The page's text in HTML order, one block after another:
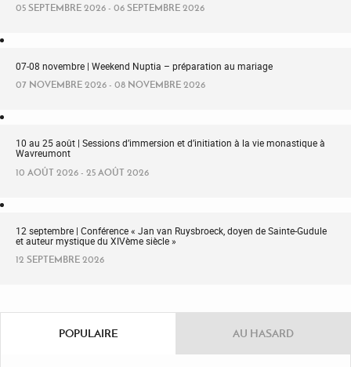
05 SEPTEMBRE 2026 - 06 SEPTEMBRE 2026
07-08 novembre | Weekend Nuptia – préparation au mariage
07 NOVEMBRE 2026 - 08 NOVEMBRE 2026
10 au 25 août | Sessions d’immersion et d’initiation à la vie monastique à
Wavreumont
10 AOÛT 2026 - 25 AOÛT 2026
12 septembre | Conférence « Jan van Ruysbroeck, doyen de Sainte-Gudule
et auteur mystique du XIVème siècle »
12 SEPTEMBRE 2026
POPULAIRE AU HASARD